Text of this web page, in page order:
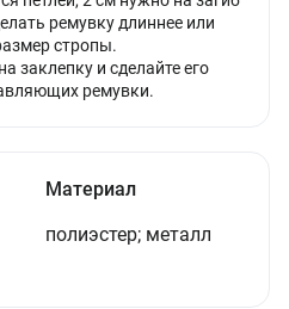
ремувку длиннее или
стропы.
заклепку и сделайте его
ремувки.
Материал
полиэстер; металл